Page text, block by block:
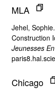
MLA
Jehel,
Construction
Jeunesses
Chicago